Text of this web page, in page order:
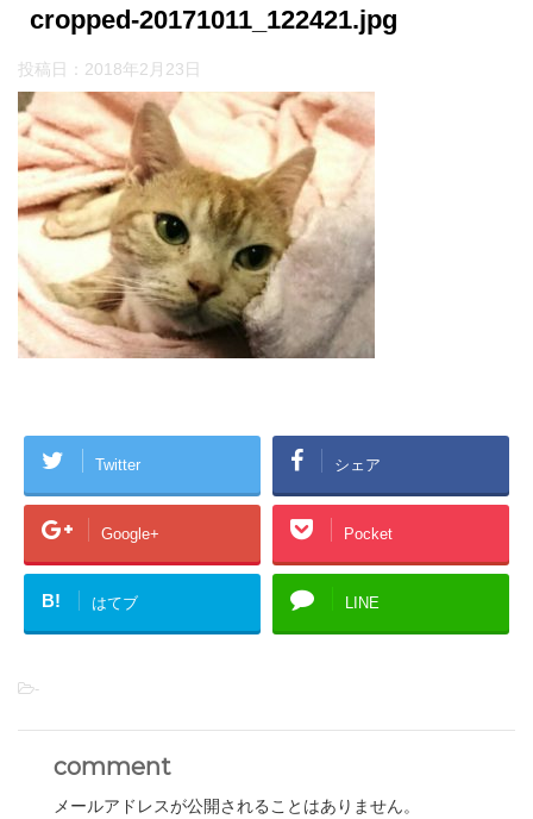
cropped-20171011_122421.jpg
投稿日： 2018年2月23日
Twitter シェア
Google+ Pocket
B! はてブ LINE
-
comment
メールアドレスが公開されることはありません。